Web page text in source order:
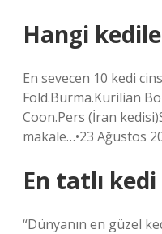
Hangi
En sevecen 10 kedi
Fold.Burma.Kurilian
Coon.Pers (İran
makale…•23 Ağustos
En tatlı
“Dünyanın en güzel